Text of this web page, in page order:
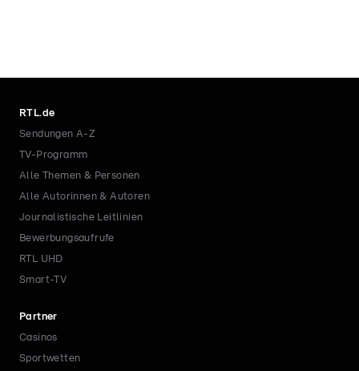
RTL.de
Sendungen A-Z
TV-Programm
Alle Themen & Personen
Alle Autorinnen & Autoren
Journalistische Leitlinien
Bewerbungsaufrufe
RTL UHD
Smart-TV
Partner
Casinos
Sportwetten